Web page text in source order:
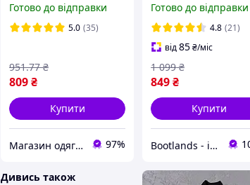
блискавці з лампасом
весна осінь чорна
Готово до відправки
5.0 (35)
809₴
951.77 ₴
Купити
Магазин одягу та взуття Bootlords 97%
Олімпійка на
з лампасом жіноча та
для хлопців
Готово до відправки
4.8 (21)
від85₴/міс
849₴
1 099 ₴
Купити
Bootlands - інтернет-магазин взуття та одягу
Дивись також